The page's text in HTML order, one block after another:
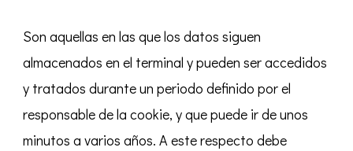
Son aquellas en las que los datos siguen
almacenados en el terminal y pueden ser accedidos
y tratados durante un periodo definido por el
responsable de la cookie, y que puede ir de unos
minutos a varios años. A este respecto debe